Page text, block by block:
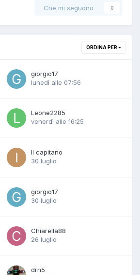
Che mi seguono 0
ORDINA PER
giorgio17
lunedì alle 07:56
Leone2285
venerdì alle 16:25
Il capitano
30 luglio
giorgio17
30 luglio
Chiarella88
26 luglio
drn5